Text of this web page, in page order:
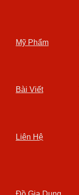
Mỹ Phẩm
Bài Viết
Liên Hệ